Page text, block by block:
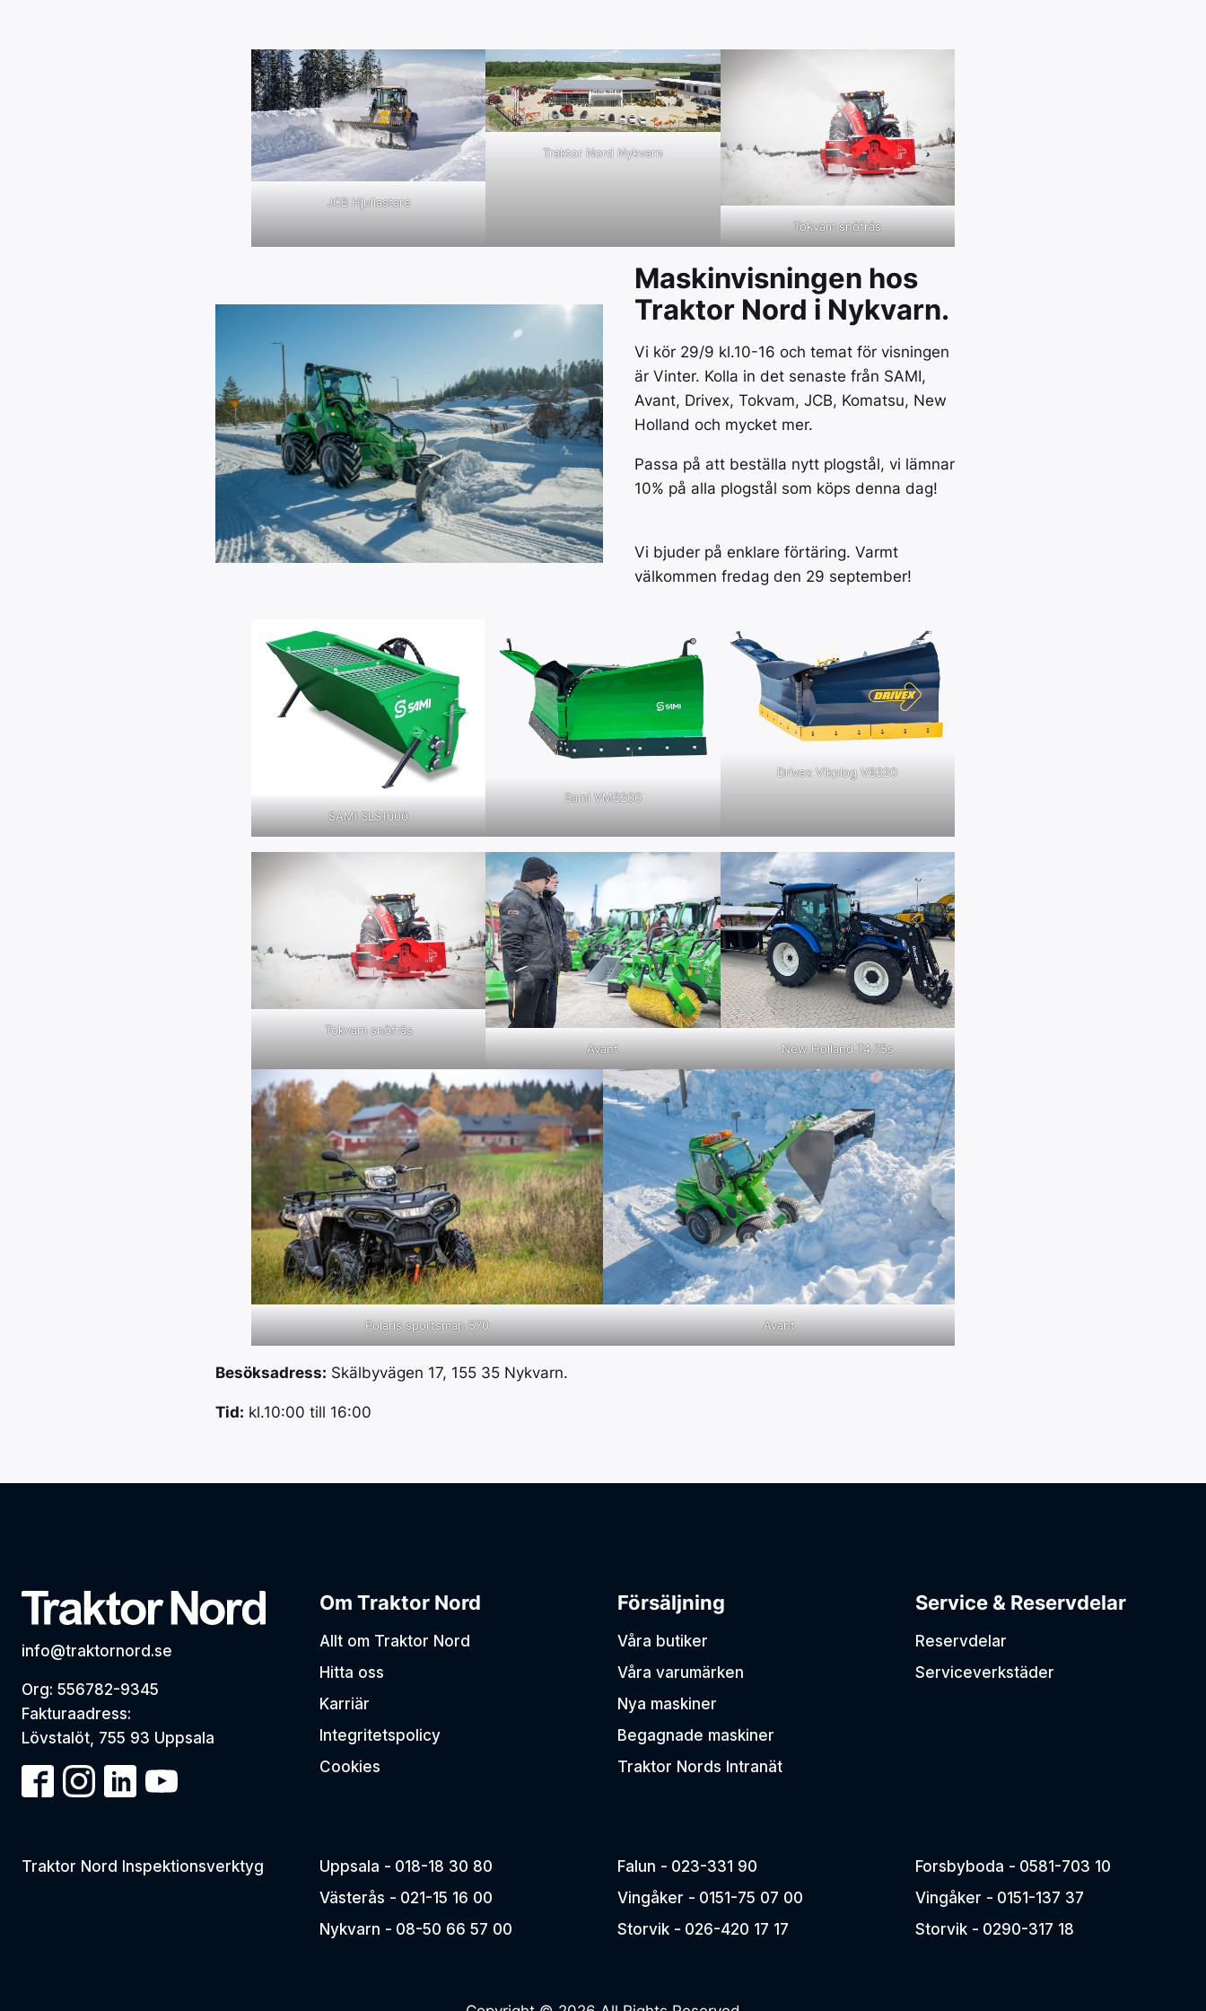
effektiviteten och kvaliteten
inom agrarproduktion.
och manövreringsförmåga
inom bygg, entreprenad och
lantbruk.
BIGAB
BIGAB är nordens mest sålda
JCB Hjullastare
Traktor Nord Nykvarn
Tokvam snöfräs
Maskinvisningen hos
Traktor Nord i Nykvarn.
Vi kör 29/9 kl.10-16 och temat för visningen
är Vinter. Kolla in det senaste från SAMI,
Avant, Drivex, Tokvam, JCB, Komatsu, New
Holland och mycket mer.
Passa på att beställa nytt plogstål, vi lämnar
10% på alla plogstål som köps denna dag!
Vi bjuder på enklare förtäring. Varmt
välkommen fredag den 29 september!
SAMI SLS1000
Sami VM3200
Drivex Vikplog VB320
Tokvam snöfräs
Avant
New Holland T4 75s
Polaris sportsman 570 Avant
Besöksadress: Skälbyvägen 17, 155 35 Nykvarn.
Tid: kl.10:00 till 16:00
info@traktornord.se
Org: 556782-9345
Fakturaadress:
Lövstalöt, 755 93 Uppsala
Om Traktor Nord
Allt om Traktor Nord
Hitta oss
Karriär
Integritetspolicy
Cookies
Försäljning
Våra butiker
Våra varumärken
Nya maskiner
Begagnade maskiner
Traktor Nords Intranät
Service & Reservdelar
Reservdelar
Serviceverkstäder
Traktor Nord Inspektionsverktyg Uppsala - 018-18 30 80
Västerås - 021-15 16 00
Nykvarn - 08-50 66 57 00
Falun - 023-331 90
Vingåker - 0151-75 07 00
Storvik - 026-420 17 17
Forsbyboda - 0581-703 10
Vingåker - 0151-137 37
Storvik - 0290-317 18